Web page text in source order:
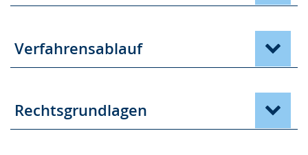
Verfahrensablauf
Rechtsgrundlagen